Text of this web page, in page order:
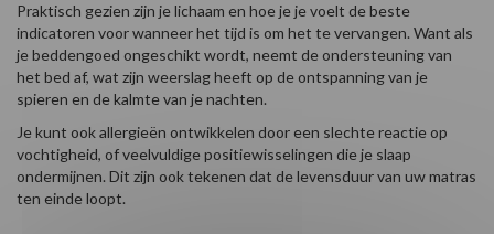
Praktisch gezien zijn je lichaam en hoe je je voelt de beste
indicatoren voor wanneer het tijd is om het te vervangen. Want als
je beddengoed ongeschikt wordt, neemt de ondersteuning van
het bed af, wat zijn weerslag heeft op de ontspanning van je
spieren en de kalmte van je nachten.
Je kunt ook allergieën ontwikkelen door een slechte reactie op
vochtigheid, of veelvuldige positiewisselingen die je slaap
ondermijnen. Dit zijn ook tekenen dat de levensduur van uw matras
ten einde loopt.